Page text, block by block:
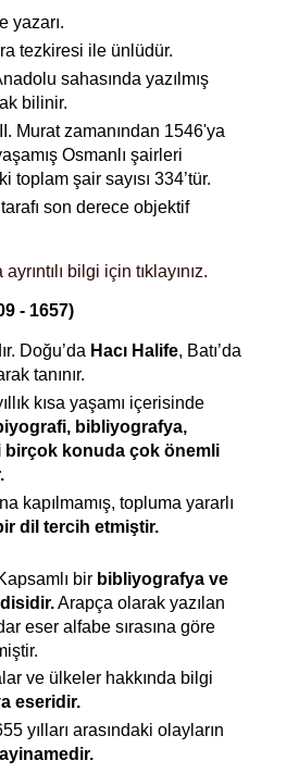
yazarı.
tezkiresi ile ünlüdür.
sahasında yazılmış
bilinir.
Murat zamanından 1546'ya
Osmanlı şairleri
toplam şair sayısı 334’tür.
son derece objektif
bilgi için tıklayınız.
- 1657)
Doğu’da Hacı Halife, Batı’da
tanınır.
kısa yaşamı içerisinde
bibliyografya,
konuda çok önemli
kapılmamış, topluma yararlı
dil tercih etmiştir.
bir bibliyografya ve
Arapça olarak yazılan
eser alfabe sırasına göre
ve ülkeler hakkında bilgi
eseridir.
yılları arasındaki olayların